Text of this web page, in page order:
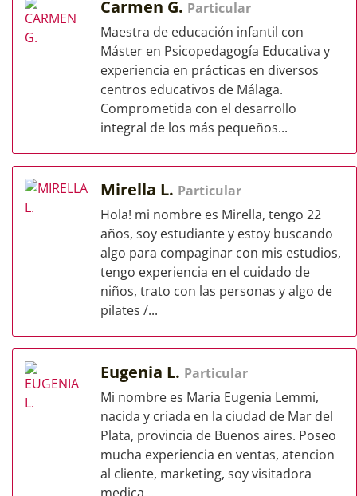
Carmen G. Particular
Maestra de educación infantil con
Máster en Psicopedagogía Educativa y
experiencia en prácticas en diversos
centros educativos de Málaga.
Comprometida con el desarrollo
integral de los más pequeños...
Mirella L. Particular
Hola! mi nombre es Mirella, tengo 22
años, soy estudiante y estoy buscando
algo para compaginar con mis estudios,
tengo experiencia en el cuidado de
niños, trato con las personas y algo de
pilates /...
Eugenia L. Particular
Mi nombre es Maria Eugenia Lemmi,
nacida y criada en la ciudad de Mar del
Plata, provincia de Buenos aires. Poseo
mucha experiencia en ventas, atencion
al cliente, marketing, soy visitadora